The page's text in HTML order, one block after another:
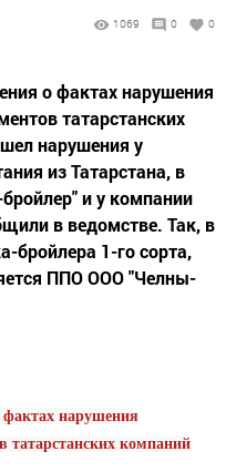
1069 0 0
о фактах нарушения
татарстанских
нарушения у
из Татарстана, в
и у компании
в ведомстве. Так, в
бройлера 1-го сорта,
ППО ООО "Челны-
фактах нарушения
татарстанских компаний